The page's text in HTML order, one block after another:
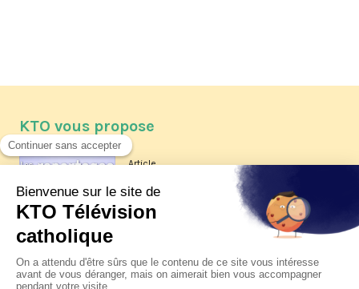
KTO vous propose
Article
Les reportages d'été 2026 de KTO
La visite pastorale du pape Léon
XIV à Assise à suivre sur KTO le
jeudi 6 août